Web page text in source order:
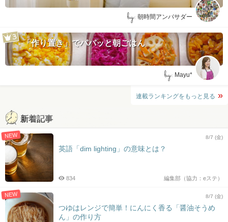
by: 朝時間アンバサダー
「作り置き」でパパッと朝ごはん
by: Mayu*
連載ランキングをもっと見る
新着記事
NEW 8/7 (金)
英語「dim lighting」の意味とは？
編集部（協力：eステ）
834
NEW 8/7 (金)
つゆはレンジで簡単！にんにく香る「醤油そうめ
ん」の作り方